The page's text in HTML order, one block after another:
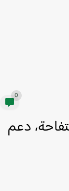
0
دعم